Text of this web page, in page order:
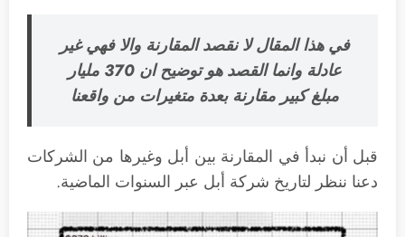
في هذا المقال لا نقصد المقارنة والا فهي غير
عادلة وانما القصد هو توضيح ان 370 مليار
مبلغ كبير مقارنة بعدة متغيرات من واقعنا
قبل أن نبدأ في المقارنة بين أبل وغيرها من الشركات
دعنا ننظر لتاريخ شركة أبل عبر السنوات الماضية.